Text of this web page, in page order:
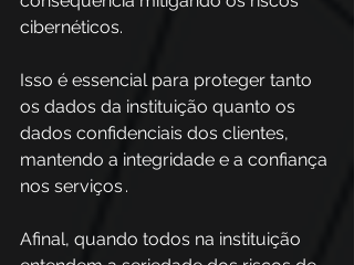
cibernéticos.
Isso é essencial para proteger tanto
os dados da instituição quanto os
dados confidenciais dos clientes,
mantendo a integridade e a confiança
nos serviços .
Afinal, quando todos na instituição